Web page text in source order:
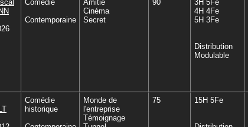
Comédie
Contemporaine
Amitié
Cinéma
Secret
90
3H 5Fe
4H 4Fe
5H 3Fe
Distribution
Modulable
Comédie
historique
Monde de
l'entreprise
Témoignage
75 15H 5Fe